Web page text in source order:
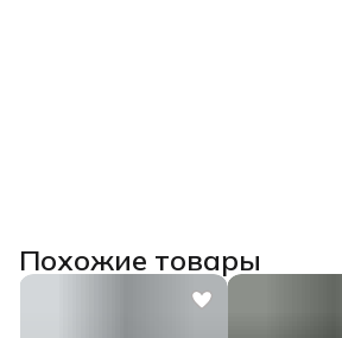
Похожие товары